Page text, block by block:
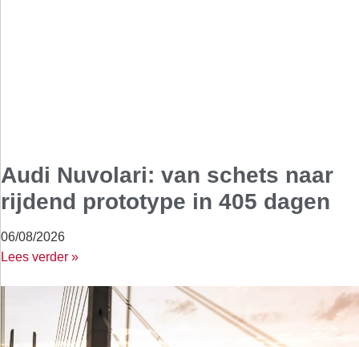
Audi Nuvolari: van schets naar
rijdend prototype in 405 dagen
06/08/2026
Lees verder »